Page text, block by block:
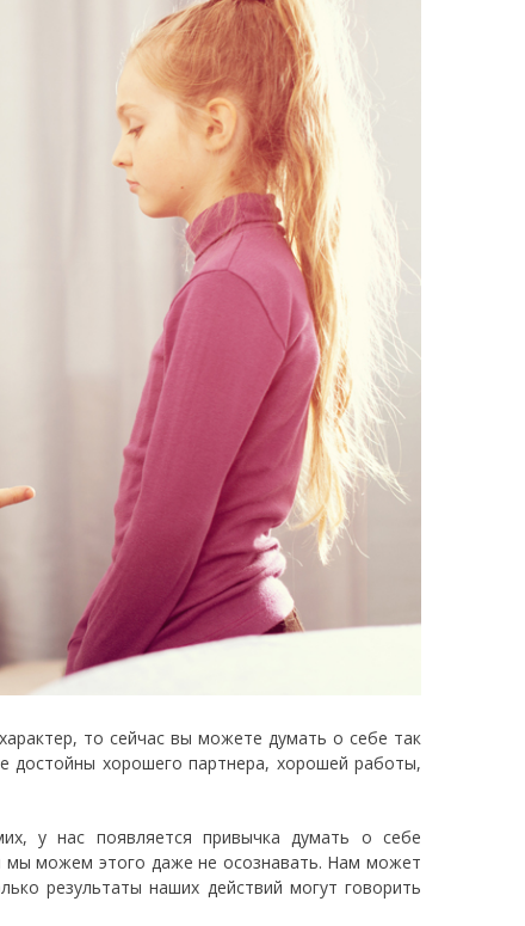
то сейчас вы можете думать о себе так
достойны хорошего партнера, хорошей работы,
у нас появляется привычка думать о себе
мы можем этого даже не осознавать. Нам может
результаты наших действий могут говорить